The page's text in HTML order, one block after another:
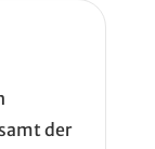
der